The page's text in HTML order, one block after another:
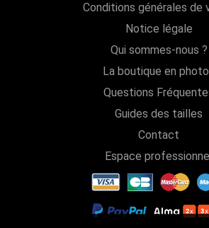
Conditions générales de
Notice légale
Qui sommes-nous ?
La boutique en
Questions
Guides des tailles
Contact
Espace